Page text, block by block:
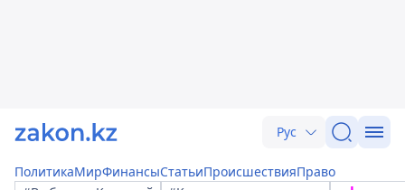
Рус
ПолитикаМирФинансыСтатьиПроисшествияПраво